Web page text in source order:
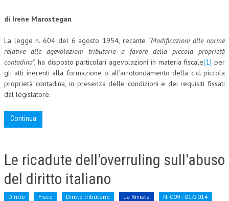
di Irene Marostegan
La legge n. 604 del 6 agosto 1954, recante “Modificazioni alle norme
relative alle agevolazioni tributarie a favore della piccola proprietà
contadina”, ha disposto particolari agevolazioni in materia fiscale[1] per
gli atti inerenti alla formazione o all’arrotondamento della c.d. piccola
proprietà contadina, in presenza delle condizioni e dei requisiti fissati
dal legislatore.
Continua
Le ricadute dell'overruling sull'abuso
del diritto italiano
Diritto Fisco Diritto tributario La Rivista N. 009 - 01/2014